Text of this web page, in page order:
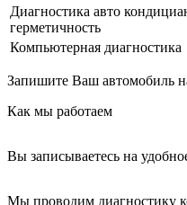
Диагностика авто
герметичность
Компьютерная диагностика
Запишите Ваш автомобиль
Как мы работаем
Вы записываетесь на
Мы проводим диагностику